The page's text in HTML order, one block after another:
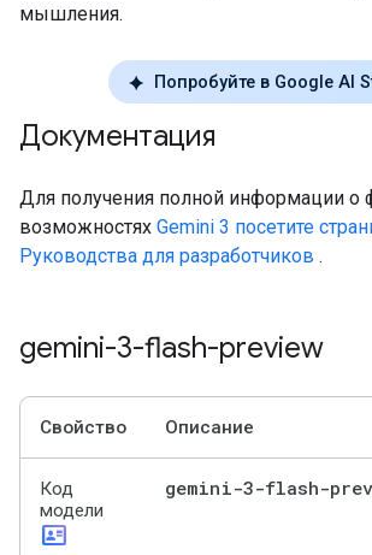
мышления.
Попробуйте в Google AI
Документация
Для получения полной информации о
возможностях Gemini 3 посетите
Руководства для разработчиков .
gemini-3-flash-preview
Свойство Описание
Код
модели
id_card
gemini-3-flash-